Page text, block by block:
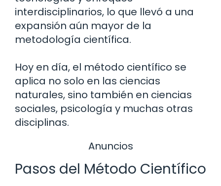
interdisciplinarios, lo que llevó a una
expansión aún mayor de la
metodología científica.
Hoy en día, el método científico se
aplica no solo en las ciencias
naturales, sino también en ciencias
sociales, psicología y muchas otras
disciplinas.
Anuncios
Pasos del Método Científico